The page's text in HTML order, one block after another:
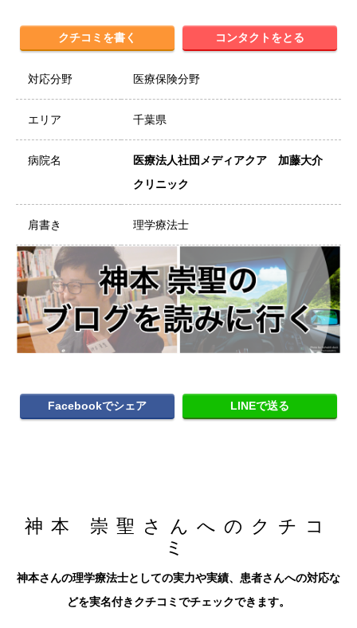
クチコミを書く コンタクトをとる
対応分野 医療保険分野
エリア 千葉県
病院名
医療法人社団メディアクア 加藤大介
クリニック
肩書き 理学療法士
Facebookでシェア LINEで送る
神本 崇聖さんへのクチコ
ミ
神本さんの理学療法士としての実力や実績、患者さんへの対応な
どを実名付きクチコミでチェックできます。